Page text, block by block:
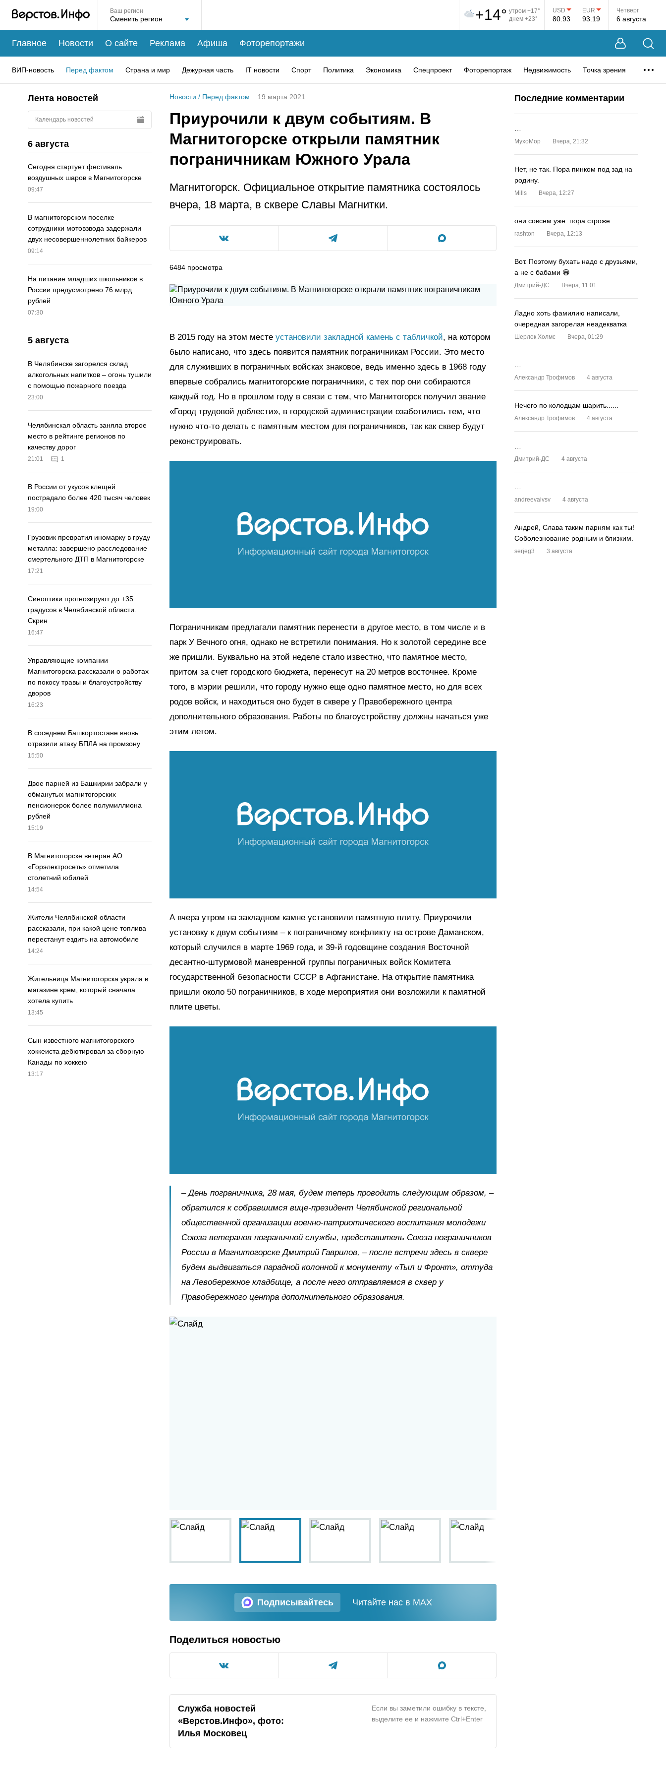
Ваш регион +14° утром +17°
днем +23°
USD
80.93
EUR
93.19
Четверг
6 августа
Главное Новости О сайте Реклама Афиша Фоторепортажи
ВИП-новость Перед фактом Страна и мир Дежурная часть IT новости Спорт Политика Экономика Спецпроект Фоторепортаж Недвижимость Точка зрения
Лента новостей
Календарь новостей
6 августа
Сегодня стартует фестиваль
воздушных шаров в Магнитогорске
09:47
В магнитогорском поселке
сотрудники мотовзвода задержали
двух несовершеннолетних байкеров
09:14
На питание младших школьников в
России предусмотрено 76 млрд
рублей
07:30
5 августа
В Челябинске загорелся склад
алкогольных напитков – огонь тушили
с помощью пожарного поезда
23:00
Челябинская область заняла второе
место в рейтинге регионов по
качеству дорог
21:01 1
В России от укусов клещей
пострадало более 420 тысяч человек
19:00
Грузовик превратил иномарку в груду
металла: завершено расследование
смертельного ДТП в Магнитогорске
17:21
Синоптики прогнозируют до +35
градусов в Челябинской области.
Скрин
16:47
Управляющие компании
Магнитогорска рассказали о работах
по покосу травы и благоустройству
дворов
16:23
В соседнем Башкортостане вновь
отразили атаку БПЛА на промзону
15:50
Двое парней из Башкирии забрали у
обманутых магнитогорских
пенсионерок более полумиллиона
рублей
15:19
В Магнитогорске ветеран АО
«Горэлектросеть» отметила
столетний юбилей
14:54
Жители Челябинской области
рассказали, при какой цене топлива
перестанут ездить на автомобиле
14:24
Жительница Магнитогорска украла в
магазине крем, который сначала
хотела купить
13:45
Сын известного магнитогорского
хоккеиста дебютировал за сборную
Канады по хоккею
13:17
Новости / Перед фактом 19 марта 2021
Приурочили к двум событиям. В
Магнитогорске открыли памятник
пограничникам Южного Урала
Магнитогорск. Официальное открытие памятника состоялось
вчера, 18 марта, в сквере Славы Магнитки.
6484 просмотра
В 2015 году на этом месте установили закладной камень с табличкой, на котором
было написано, что здесь появится памятник пограничникам России. Это место
для служивших в пограничных войсках знаковое, ведь именно здесь в 1968 году
впервые собрались магнитогорские пограничники, с тех пор они собираются
каждый год. Но в прошлом году в связи с тем, что Магнитогорск получил звание
«Город трудовой доблести», в городской администрации озаботились тем, что
нужно что-то делать с памятным местом для пограничников, так как сквер будут
реконструировать.
Пограничникам предлагали памятник перенести в другое место, в том числе и в
парк У Вечного огня, однако не встретили понимания. Но к золотой середине все
же пришли. Буквально на этой неделе стало известно, что памятное место,
притом за счет городского бюджета, перенесут на 20 метров восточнее. Кроме
того, в мэрии решили, что городу нужно еще одно памятное место, но для всех
родов войск, и находиться оно будет в сквере у Правобережного центра
дополнительного образования. Работы по благоустройству должны начаться уже
этим летом.
А вчера утром на закладном камне установили памятную плиту. Приурочили
установку к двум событиям – к пограничному конфликту на острове Даманском,
который случился в марте 1969 года, и 39-й годовщине создания Восточной
десантно-штурмовой маневренной группы пограничных войск Комитета
государственной безопасности СССР в Афганистане. На открытие памятника
пришли около 50 пограничников, в ходе мероприятия они возложили к памятной
плите цветы.
– День пограничника, 28 мая, будем теперь проводить следующим образом, –
обратился к собравшимся вице-президент Челябинской региональной
общественной организации военно-патриотического воспитания молодежи
Союза ветеранов пограничной службы, представитель Союза пограничников
России в Магнитогорске Дмитрий Гаврилов, – после встречи здесь в сквере
будем выдвигаться парадной колонной к монументу «Тыл и Фронт», оттуда
на Левобережное кладбище, а после него отправляемся в сквер у
Правобережного центра дополнительного образования.
Подписывайтесь Читайте нас в MAX
Поделиться новостью
Служба новостей
«Верстов.Инфо», фото:
Илья Московец
Если вы заметили ошибку в тексте,
выделите ее и нажмите Ctrl+Enter
Последние комментарии
MyxoMop Вчера, 21:32
Нет, не так. Пора пинком под зад на
родину.
Mills Вчера, 12:27
они совсем уже. пора строже
rashton Вчера, 12:13
Вот. Поэтому бухать надо с друзьями,
а не с бабами 😁
Дмитрий-ДС Вчера, 11:01
Ладно хоть фамилию написали,
очередная загорелая неадекватка
Шерлок Холмс Вчера, 01:29
Александр Трофимов 4 августа
Нечего по колодцам шарить......
Александр Трофимов 4 августа
Дмитрий-ДС 4 августа
andreevaivsv 4 августа
Андрей, Слава таким парням как ты!
Соболезнование родным и близким.
serjeg3 3 августа